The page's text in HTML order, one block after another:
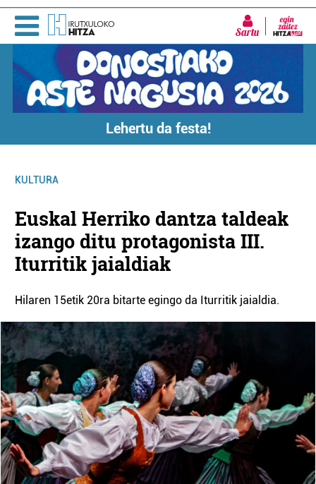
Sartu
Lehertu da festa!
KULTURA
Euskal Herriko dantza taldeak
izango ditu protagonista III.
Iturritik jaialdiak
Hilaren 15etik 20ra bitarte egingo da Iturritik jaialdia.